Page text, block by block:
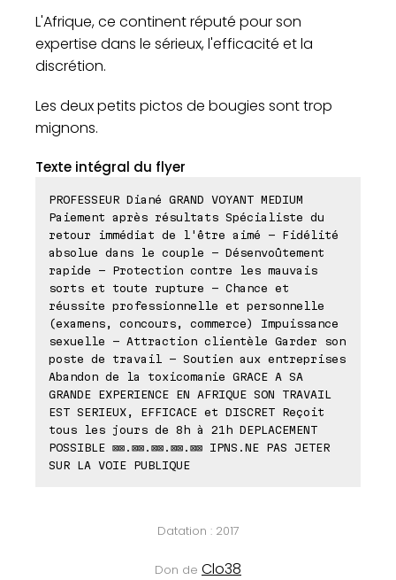
L'Afrique, ce continent réputé pour son
expertise dans le sérieux, l'efficacité et la
discrétion.
Les deux petits pictos de bougies sont trop
mignons.
Texte intégral du flyer
PROFESSEUR Diané GRAND VOYANT MEDIUM
Paiement après résultats Spécialiste du
retour immédiat de l'être aimé - Fidélité
absolue dans le couple - Désenvoûtement
rapide - Protection contre les mauvais
sorts et toute rupture - Chance et
réussite professionnelle et personnelle
(examens, concours, commerce) Impuissance
sexuelle - Attraction clientèle Garder son
poste de travail - Soutien aux entreprises
Abandon de la toxicomanie GRACE A SA
GRANDE EXPERIENCE EN AFRIQUE SON TRAVAIL
EST SERIEUX, EFFICACE et DISCRET Reçoit
tous les jours de 8h à 21h DEPLACEMENT
POSSIBLE ⊠⊠.⊠⊠.⊠⊠.⊠⊠.⊠⊠ IPNS.NE PAS JETER
SUR LA VOIE PUBLIQUE
Datation : 2017
Don de Clo38